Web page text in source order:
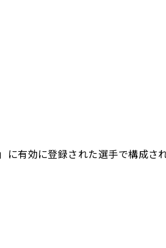
有効に登録された選手で構成さ